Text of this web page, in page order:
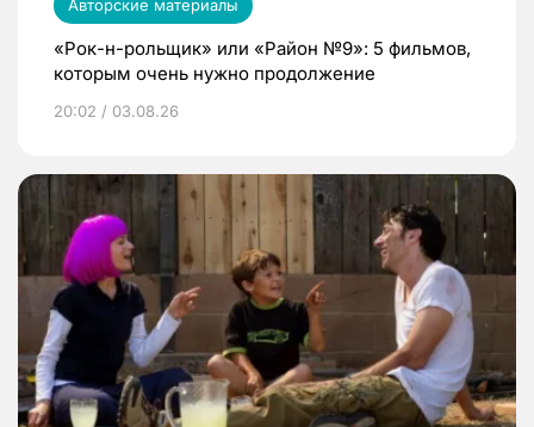
Авторские материалы
«Рок-н-рольщик» или «Район №9»: 5 фильмов,
которым очень нужно продолжение
20:02 / 03.08.26